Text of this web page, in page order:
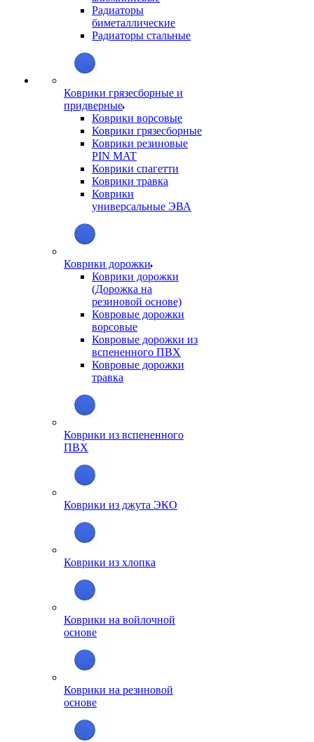
Радиаторы
биметаллические
Радиаторы стальные
Коврики грязесборные и
придверные
Коврики ворсовые
Коврики грязесборные
Коврики резиновые
PIN MAT
Коврики спагетти
Коврики травка
Коврики
универсальные ЭВА
Коврики дорожки
Коврики дорожки
(Дорожка на
резиновой основе)
Ковровые дорожки
ворсовые
Ковровые дорожки из
вспененного ПВХ
Ковровые дорожки
травка
Коврики из вспененного
ПВХ
Коврики из джута ЭКО
Коврики из хлопка
Коврики на войлочной
основе
Коврики на резиновой
основе